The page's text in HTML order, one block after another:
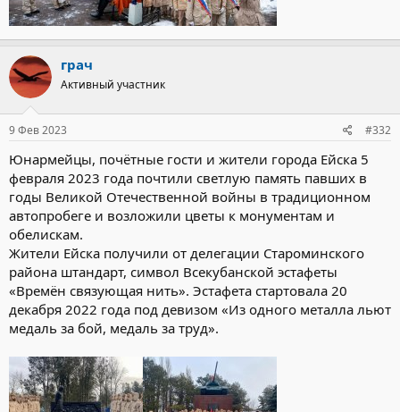
грач
Активный участник
9 Фев 2023 #332
Юнармейцы, почётные гости и жители города Ейска 5
февраля 2023 года почтили светлую память павших в
годы Великой Отечественной войны в традиционном
автопробеге и возложили цветы к монументам и
обелискам.
Жители Ейска получили от делегации Староминского
района штандарт, символ Всекубанской эстафеты
«Времён связующая нить». Эстафета стартовала 20
декабря 2022 года под девизом «Из одного металла льют
медаль за бой, медаль за труд».